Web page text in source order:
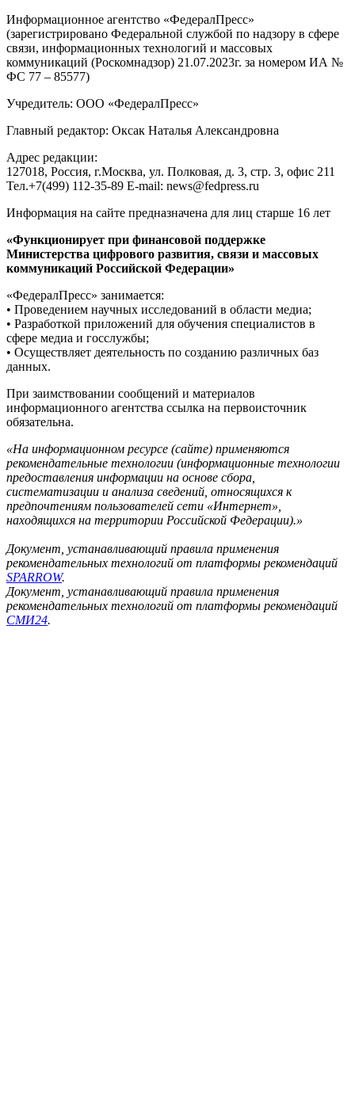
Информационное агентство «ФедералПресс»
(зарегистрировано Федеральной службой по надзору в сфере
связи, информационных технологий и массовых
коммуникаций (Роскомнадзор) 21.07.2023г. за номером ИА №
ФС 77 – 85577)
Учредитель: ООО «ФедералПресс»
Главный редактор: Оксак Наталья Александровна
Адрес редакции:
127018, Россия, г.Москва, ул. Полковая, д. 3, стр. 3, офис 211
Тел.+7(499) 112-35-89 E-mail: news@fedpress.ru
Информация на сайте предназначена для лиц старше 16 лет
«Функционирует при финансовой поддержке
Министерства цифрового развития, связи и массовых
коммуникаций Российской Федерации»
«ФедералПресс» занимается:
• Проведением научных исследований в области медиа;
• Разработкой приложений для обучения специалистов в
сфере медиа и госслужбы;
• Осуществляет деятельность по созданию различных баз
данных.
При заимствовании сообщений и материалов
информационного агентства ссылка на первоисточник
обязательна.
«На информационном ресурсе (сайте) применяются
рекомендательные технологии (информационные технологии
предоставления информации на основе сбора,
систематизации и анализа сведений, относящихся к
предпочтениям пользователей сети «Интернет»,
находящихся на территории Российской Федерации).»
Документ, устанавливающий правила применения
рекомендательных технологий от платформы рекомендаций
SPARROW.
Документ, устанавливающий правила применения
рекомендательных технологий от платформы рекомендаций
СМИ24.